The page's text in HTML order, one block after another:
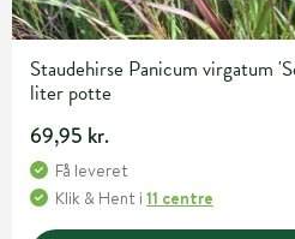
Staudehirse Panicum virgatum
liter potte
69,95 kr.
Få leveret
Klik & Hent i 11 centre